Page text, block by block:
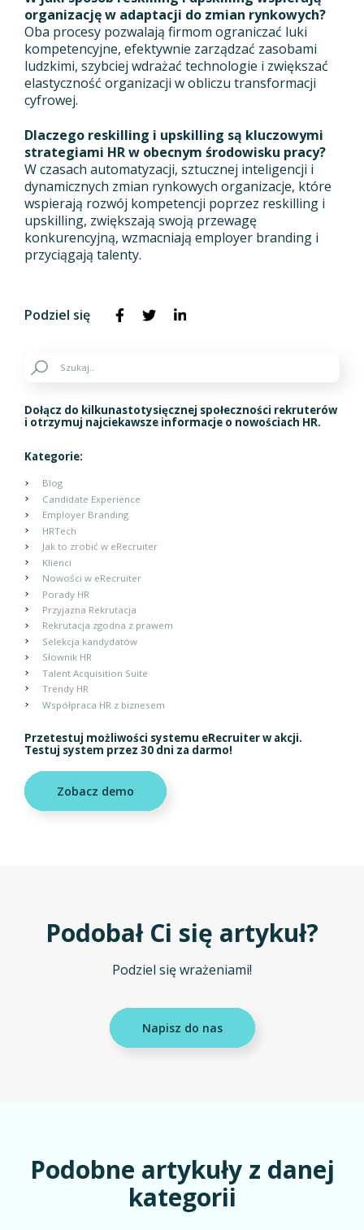
organizację w adaptacji do zmian rynkowych?
Oba procesy pozwalają firmom ograniczać luki
kompetencyjne, efektywnie zarządzać zasobami
ludzkimi, szybciej wdrażać technologie i zwiększać
elastyczność organizacji w obliczu transformacji
cyfrowej.
Dlaczego reskilling i upskilling są kluczowymi
strategiami HR w obecnym środowisku pracy?
W czasach automatyzacji, sztucznej inteligencji i
dynamicznych zmian rynkowych organizacje, które
wspierają rozwój kompetencji poprzez reskilling i
upskilling, zwiększają swoją przewagę
konkurencyjną, wzmacniają employer branding i
przyciągają talenty.
Podziel się
Dołącz do kilkunastotysięcznej społeczności rekruterów
i otrzymuj najciekawsze informacje o nowościach HR.
Kategorie:
Blog
Candidate Experience
Employer Branding
HRTech
Jak to zrobić w eRecruiter
Klienci
Nowości w eRecruiter
Porady HR
Przyjazna Rekrutacja
Rekrutacja zgodna z prawem
Selekcja kandydatów
Słownik HR
Talent Acquisition Suite
Trendy HR
Współpraca HR z biznesem
Przetestuj możliwości systemu eRecruiter w akcji.
Testuj system przez 30 dni za darmo!
Zobacz demo
Podobał Ci się artykuł?
Podziel się wrażeniami!
Napisz do nas
Podobne artykuły z danej
kategorii